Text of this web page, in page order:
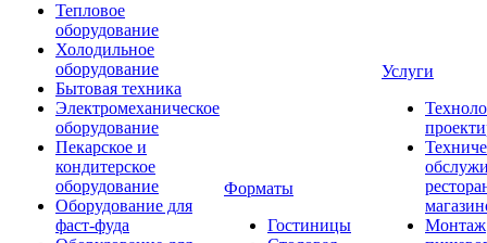
Тепловое
оборудование
Холодильное
оборудование
Бытовая техника
Электромеханическое
оборудование
Пекарское и
кондитерское
оборудование
Оборудование для
фаст-фуда
Форматы
Гостиницы
Услуги
Монтаж